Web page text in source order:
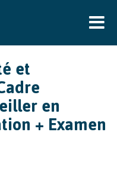
et
en
+ Examen